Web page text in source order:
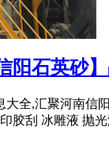
阳石英砂
全,汇聚河南信
胶刮 冰雕液 抛